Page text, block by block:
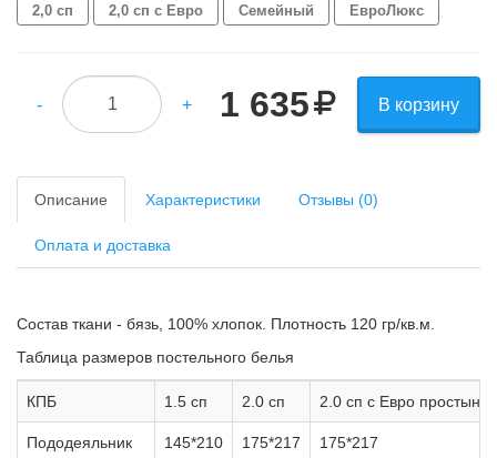
2,0 сп 2,0 сп с Евро Семейный ЕвроЛюкс
- + 1 635 В корзину
Описание Характеристики Отзывы (0)
Оплата и доставка
Состав ткани - бязь, 100% хлопок. Плотность 120 гр/кв.м.
Таблица размеров постельного белья
КПБ 1.5 сп 2.0 сп 2.0 сп с Евро простыней
Пододеяльник 145*210 175*217 175*217